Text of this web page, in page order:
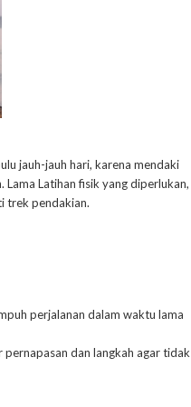
jauh-jauh hari, karena mendaki
Latihan fisik yang diperlukan,
trek pendakian.
perjalanan dalam waktu lama
dan langkah agar tidak